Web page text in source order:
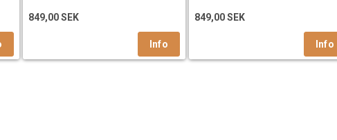
849,00 SEK 849,00 SEK